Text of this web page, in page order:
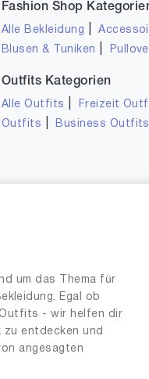
Fashion Shop
Alle Bekleidung |
Blusen & Tuniken
Outfits Kategorien
Alle Outfits Freizeit
Outfits
Business Outfits
um das Thema für
Egal ob
- wir helfen dir
zu entdecken und
angesagten